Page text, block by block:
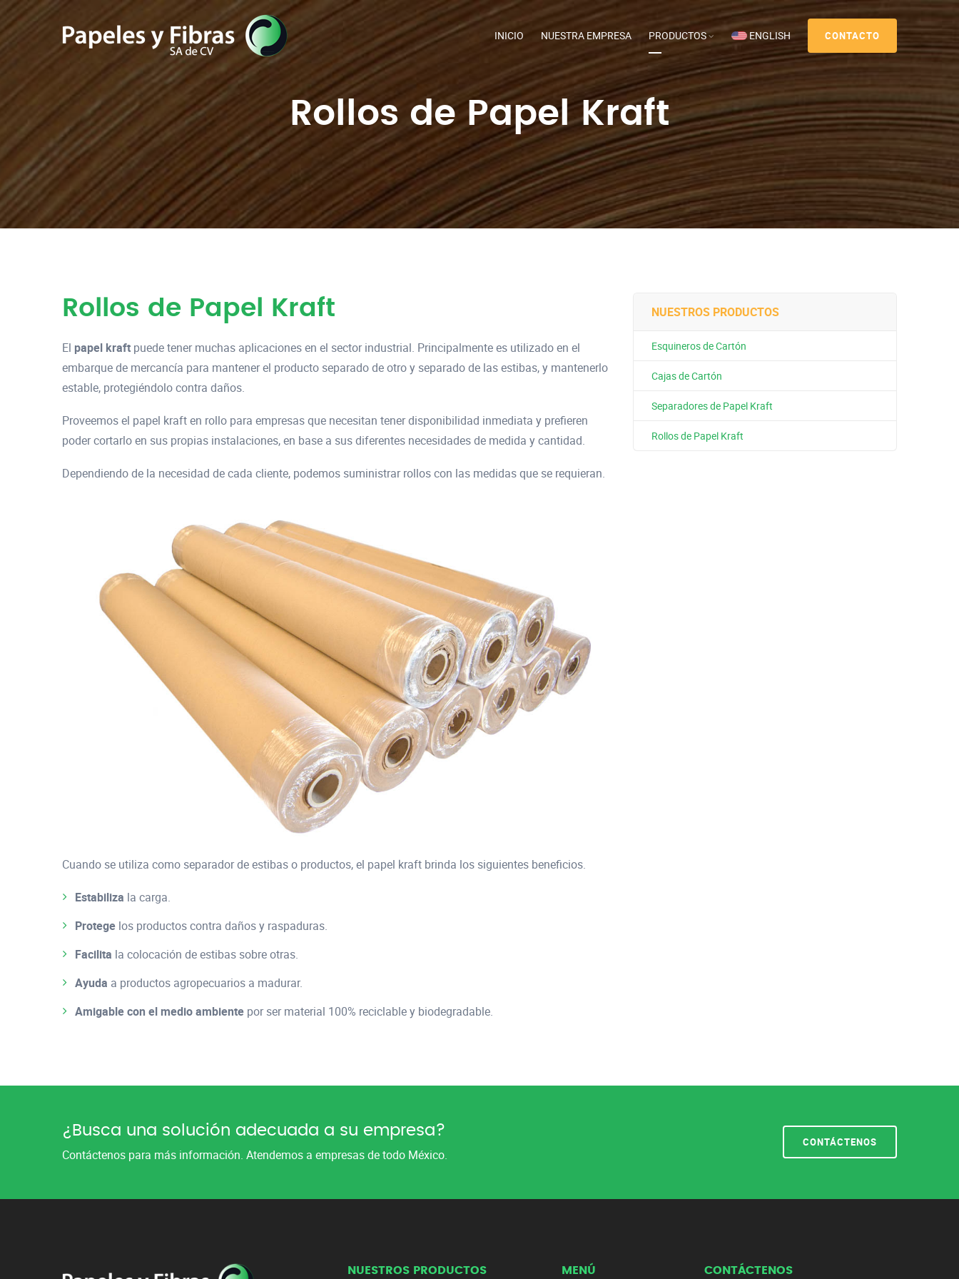
INICIO NUESTRA EMPRESA PRODUCTOS ENGLISH CONTACTO
Rollos de Papel Kraft
Rollos de Papel Kraft
El papel kraft puede tener muchas aplicaciones en el sector industrial. Principalmente es utilizado en el
embarque de mercancía para mantener el producto separado de otro y separado de las estibas, y mantenerlo
estable, protegiéndolo contra daños.
Proveemos el papel kraft en rollo para empresas que necesitan tener disponibilidad inmediata y prefieren
poder cortarlo en sus propias instalaciones, en base a sus diferentes necesidades de medida y cantidad.
Dependiendo de la necesidad de cada cliente, podemos suministrar rollos con las medidas que se requieran.
Cuando se utiliza como separador de estibas o productos, el papel kraft brinda los siguientes beneficios.
Estabiliza la carga.
Protege los productos contra daños y raspaduras.
Facilita la colocación de estibas sobre otras.
Ayuda a productos agropecuarios a madurar.
Amigable con el medio ambiente por ser material 100% reciclable y biodegradable.
NUESTROS PRODUCTOS
Esquineros de Cartón
Cajas de Cartón
Separadores de Papel Kraft
Rollos de Papel Kraft
¿Busca una solución adecuada a su empresa?
Contáctenos para más información. Atendemos a empresas de todo México.
CONTÁCTENOS
NUESTROS PRODUCTOS MENÚ CONTÁCTENOS